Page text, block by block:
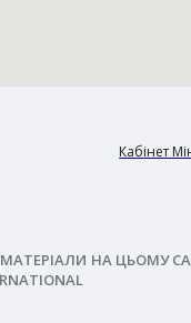
Кабінет
НА ЦЬОМУ